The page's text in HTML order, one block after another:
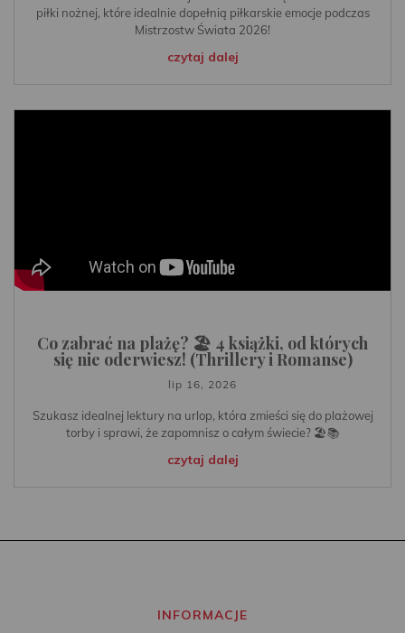
piłki nożnej, które idealnie dopełnią piłkarskie emocje podczas
Mistrzostw Świata 2026!
czytaj dalej
Co zabrać na plażę? 🏖️ 4 książki, od których
się nie oderwiesz! (Thrillery i Romanse)
lip 16, 2026
Szukasz idealnej lektury na urlop, która zmieści się do plażowej
torby i sprawi, że zapomnisz o całym świecie? 🏖️📚
czytaj dalej
INFORMACJE